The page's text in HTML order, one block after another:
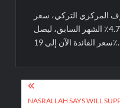
المركزي التركي، سعر
الفائدة بنسبة 2٪، بعد رفعها 4.75٪ الشهر السابق، ليصل
سعر الفائدة الآن إلى 19٪.
Post
NASRALLAH SAYS WILL